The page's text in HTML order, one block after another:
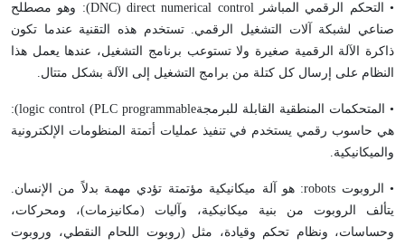
• التحكم الرقمي المباشرdirect numerical control
(
DNC): وهو مصطلح
صناعي لشبكة آلات التشغيل الرقمي. تستخدم هذه التقنية عندما تكون
ذاكرة الآلة الرقمية صغيرة ولا تستوعب برنامج التشغيل، عندها يعمل هذا
النظام على إرسال كل كتلة من برامج التشغيل إلى الآلة بشكل متتال.
• المتحكمات المنطقية القابلة للبرمجةprogrammable
logic control (PLC
):
هي حاسوب رقمي يستخدم في تنفيذ عمليات أتمتة المنظومات الإلكترونية
والميكانيكية.
• الروبوت robots: هو آلة ميكانيكية مؤتمتة تؤدي مهمة بدلاً من الإنسان.
يتألف الروبوت من بنية ميكانيكية، وآليات (مكانيزمات)، ومحركات،
وحساسات، ونظام تحكم وقيادة، مثل (روبوت اللحام النقطي، وروبوت